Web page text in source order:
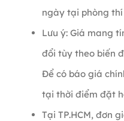
ngày tại phòng thí
Lưu ý: Giá mang
đổi tùy theo biến
Để có báo giá
tại thời điểm đặt
Tại TP.HCM, đơn